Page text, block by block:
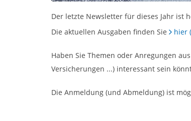
Der letzte Newsletter für dieses Jahr ist
Die aktuellen Ausgaben finden Sie
hier
Haben Sie Themen oder Anregungen
Versicherungen ...) interessant sein
Die Anmeldung (und Abmeldung) ist